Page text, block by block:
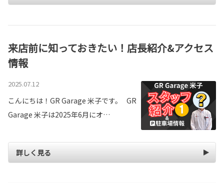
来店前に知っておきたい！店長紹介&アクセス
情報
2025.07.12
こんにちは！GR Garage 米子です。 GR
Garage 米子は2025年6月にオ…
詳しく見る